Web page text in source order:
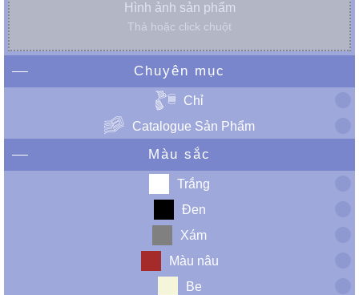
Hình ảnh sản phẩm
Thả hoặc click chuột
Chuyên mục
Chỉ
Catalogue Sản Phẩm
Màu sắc
Trắng
Đen
Xám
Màu nâu
Be